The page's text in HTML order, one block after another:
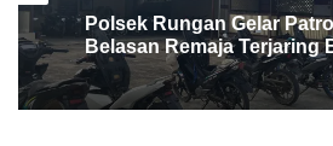
Balap Liar Jadi Perhatian,
Gunung Mas Perketat
Malam